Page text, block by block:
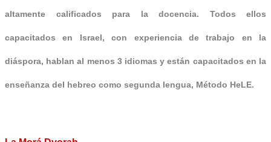
altamente calificados para la docencia. Todos ellos
capacitados en Israel, con experiencia de trabajo en la
diáspora, hablan al menos 3 idiomas y están capacitados en la
enseñanza del hebreo como segunda lengua, Método HeLE.